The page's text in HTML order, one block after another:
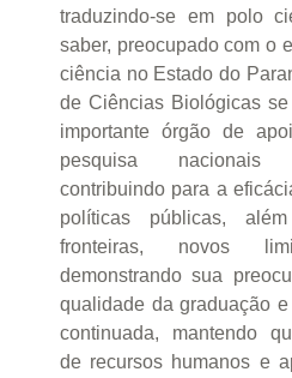
traduzindo-se em polo
saber, preocupado com o
ciência no Estado do
de Ciências Biológicas
importante órgão de
pesquisa nacionais
contribuindo para a
políticas públicas,
fronteiras, novos
demonstrando sua
qualidade da graduação
continuada, mantendo
de recursos humanos e